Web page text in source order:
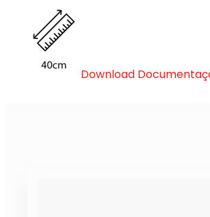
Download